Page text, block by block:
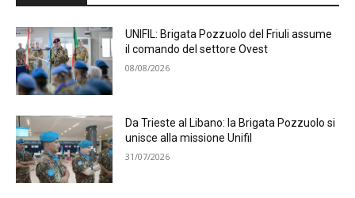
UNIFIL: Brigata Pozzuolo del Friuli assume
il comando del settore Ovest
08/08/2026
Da Trieste al Libano: la Brigata Pozzuolo si
unisce alla missione Unifil
31/07/2026